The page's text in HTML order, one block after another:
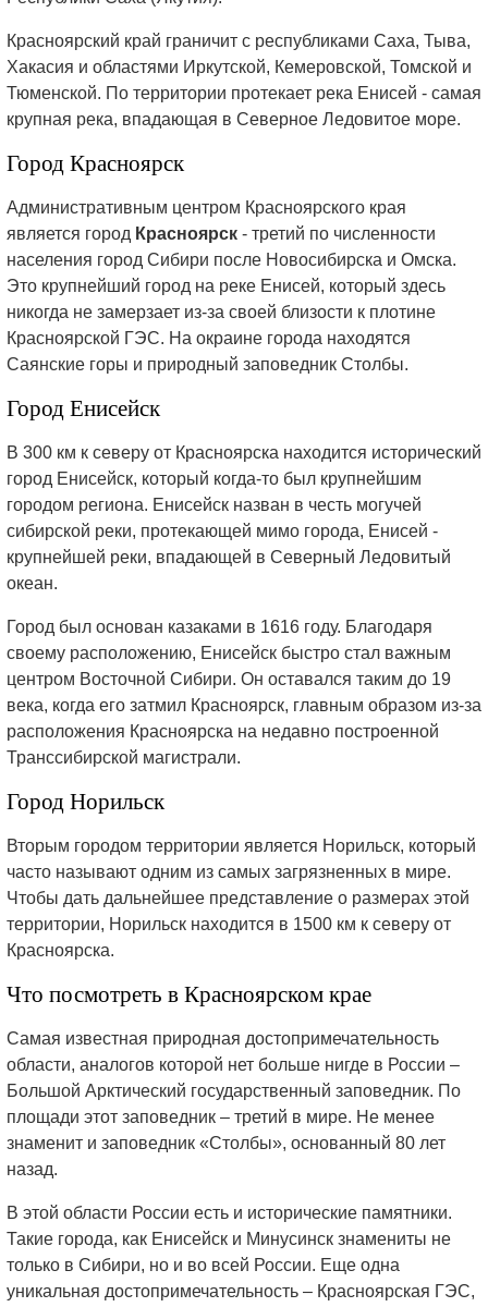
Красноярский край граничит с республиками Саха, Тыва,
Хакасия и областями Иркутской, Кемеровской, Томской и
Тюменской. По территории протекает река Енисей - самая
крупная река, впадающая в Северное Ледовитое море.
Город Красноярск
Административным центром Красноярского края
является город Красноярск - третий по численности
населения город Сибири после Новосибирска и Омска.
Это крупнейший город на реке Енисей, который здесь
никогда не замерзает из-за своей близости к плотине
Красноярской ГЭС. На окраине города находятся
Саянские горы и природный заповедник Столбы.
Город Енисейск
В 300 км к северу от Красноярска находится исторический
город Енисейск, который когда-то был крупнейшим
городом региона. Енисейск назван в честь могучей
сибирской реки, протекающей мимо города, Енисей -
крупнейшей реки, впадающей в Северный Ледовитый
океан.
Город был основан казаками в 1616 году. Благодаря
своему расположению, Енисейск быстро стал важным
центром Восточной Сибири. Он оставался таким до 19
века, когда его затмил Красноярск, главным образом из-за
расположения Красноярска на недавно построенной
Транссибирской магистрали.
Город Норильск
Вторым городом территории является Норильск, который
часто называют одним из самых загрязненных в мире.
Чтобы дать дальнейшее представление о размерах этой
территории, Норильск находится в 1500 км к северу от
Красноярска.
Что посмотреть в Красноярском крае
Самая известная природная достопримечательность
области, аналогов которой нет больше нигде в России –
Большой Арктический государственный заповедник. По
площади этот заповедник – третий в мире. Не менее
знаменит и заповедник «Столбы», основанный 80 лет
назад.
В этой области России есть и исторические памятники.
Такие города, как Енисейск и Минусинск знамениты не
только в Сибири, но и во всей России. Еще одна
уникальная достопримечательность – Красноярская ГЭС,